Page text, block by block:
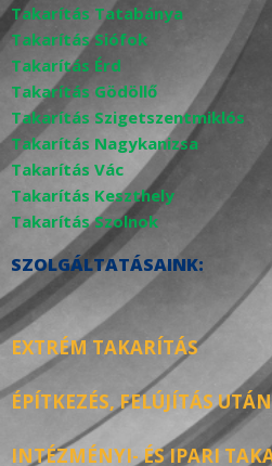
Takarítás Tatabánya
Takarítás Siófok
Takarítás Érd
Takarítás Gödöllő
Takarítás Szigetszentmiklós
Takarítás Nagykanizsa
Takarítás Vác
Takarítás Keszthely
Takarítás Szolnok
SZOLGÁLTATÁSAINK:
EXTRÉM TAKARÍTÁS
ÉPÍTKEZÉS, FELÚJÍTÁS
INTÉZMÉNYI- ÉS IPARI
Sütiket használunk
legmegfelelőbb élményt
és a visszatérő látogatások
„Elfogadom” gombra